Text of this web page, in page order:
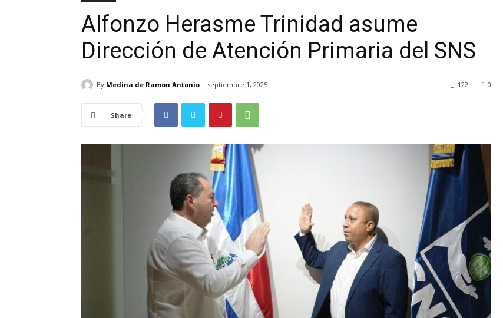
Alfonzo Herasme Trinidad asume
Dirección de Atención Primaria del SNS
By Medina de Ramon Antonio septiembre 1, 2025 0
122
Share